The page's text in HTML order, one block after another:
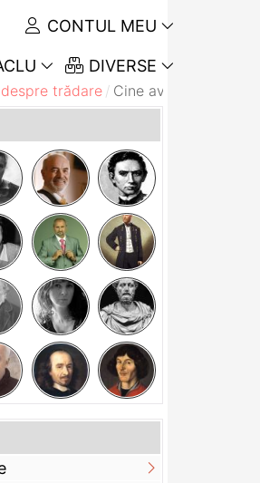
CONTUL MEU
DIVERSE
trădare Cine avertizează